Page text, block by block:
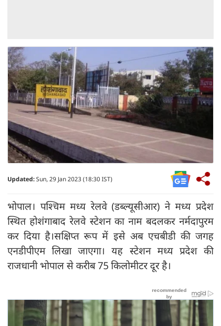
Updated:Sun, 29 Jan 2023 (18:30 IST)
भोपाल। पश्चिम मध्य रेलवे (डब्ल्यूसीआर) ने मध्य प्रदेश
स्थित होशंगाबाद रेलवे स्टेशन का नाम बदलकर नर्मदापुरम
कर दिया है।सक्षिप्त रूप में इसे अब एचबीडी की जगह
एनडीपीएम लिखा जाएगा। यह स्टेशन मध्य प्रदेश की
राजधानी भोपाल से करीब 75 किलोमीटर दूर है।